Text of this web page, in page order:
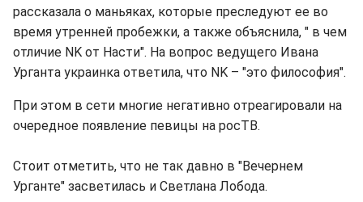
рассказала о маньяках, которые преследуют ее во
время утренней пробежки, а также объяснила, " в чем
отличие NK от Насти". На вопрос ведущего Ивана
Урганта украинка ответила, что NK – "это философия".
При этом в сети многие негативно отреагировали на
очередное появление певицы на росТВ.
Стоит отметить, что не так давно в "Вечернем
Урганте" засветилась и Светлана Лобода.